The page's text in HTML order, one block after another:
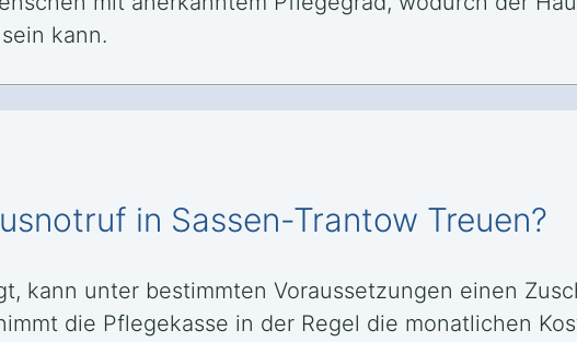
kann.
in Sassen-Trantow Treuen?
kann unter bestimmten Voraussetzungen einen
die Pflegekasse in der Regel die monatlichen